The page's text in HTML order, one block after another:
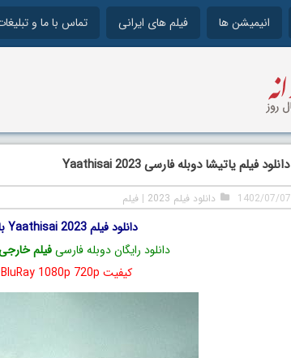
انیمیشن ها فیلم های ایرانی تماس با ما و
دانلود فیلم یاتیشا دوبله فارسی Yaathisai 2023
1402/07/07 دانلود فیلم 2023 | فیلم
دانلود فیلم Yaathisai 2023 با لینک مستقیم
دانلود رایگان دوبله فارسیفیلم
کیفیت BluRay 1080p 720p دوبله فارسی